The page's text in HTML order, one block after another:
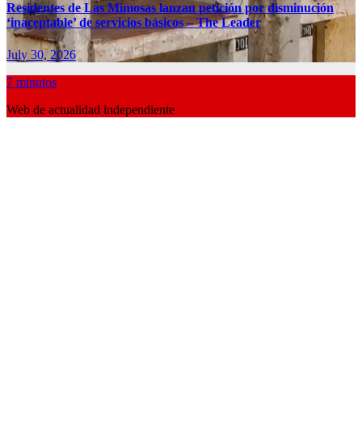
Residentes de Las Mimosas lanzan petición por disminución
‘inaceptable’ de servicios básicos – The Leader
July 30, 2026
7 minutos
Web de actualidad independiente